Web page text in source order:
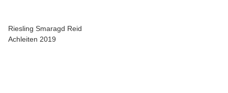
Riesling Smaragd Reid
Achleiten 2019